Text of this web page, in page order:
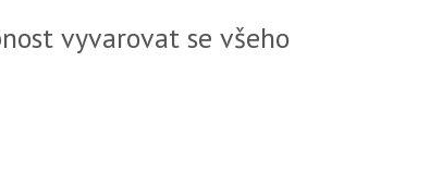
vyvarovat se všeho